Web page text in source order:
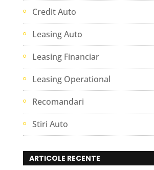
Credit Auto
Leasing Auto
Leasing Financiar
Leasing Operational
Recomandari
Stiri Auto
ARTICOLE RECENTE